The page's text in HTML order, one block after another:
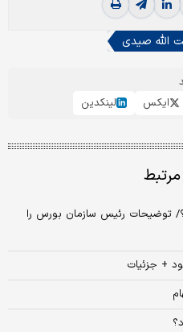
الله صیدی
ایکس لینکدین
مرتبط
توضیحات رئیس سازمان بورس را
+ جزئیات